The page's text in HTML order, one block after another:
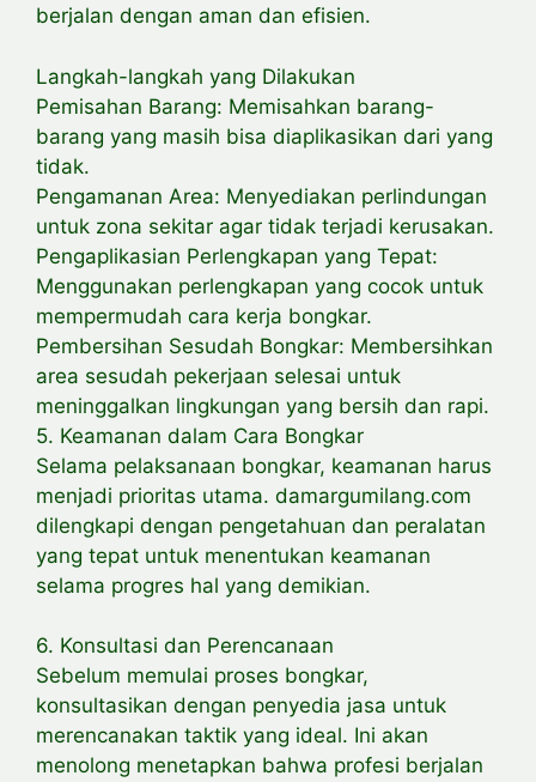
berjalan dengan aman dan efisien.
Langkah-langkah yang Dilakukan
Pemisahan Barang: Memisahkan barang-
barang yang masih bisa diaplikasikan dari yang
tidak.
Pengamanan Area: Menyediakan perlindungan
untuk zona sekitar agar tidak terjadi kerusakan.
Pengaplikasian Perlengkapan yang Tepat:
Menggunakan perlengkapan yang cocok untuk
mempermudah cara kerja bongkar.
Pembersihan Sesudah Bongkar: Membersihkan
area sesudah pekerjaan selesai untuk
meninggalkan lingkungan yang bersih dan rapi.
5. Keamanan dalam Cara Bongkar
Selama pelaksanaan bongkar, keamanan harus
menjadi prioritas utama. damargumilang.com
dilengkapi dengan pengetahuan dan peralatan
yang tepat untuk menentukan keamanan
selama progres hal yang demikian.
6. Konsultasi dan Perencanaan
Sebelum memulai proses bongkar,
konsultasikan dengan penyedia jasa untuk
merencanakan taktik yang ideal. Ini akan
menolong menetapkan bahwa profesi berjalan